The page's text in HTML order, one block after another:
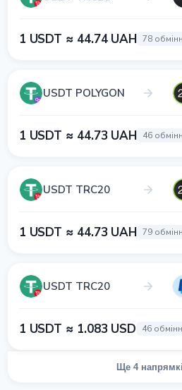
1 USDT ≈ 44.74 UAH 78
USDT POLYGON
1 USDT ≈ 44.73 UAH 46
USDT TRC20
1 USDT ≈ 44.73 UAH 79
USDT TRC20
1 USDT ≈ 1.083 USD 46
Ще 4